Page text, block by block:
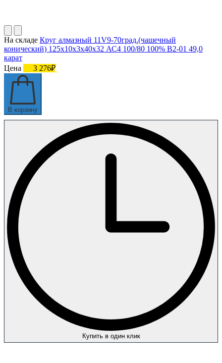
На складе Круг алмазный 11V9-70град.(чашечный
конический) 125х10х3х40х32 АС4 100/80 100% В2-01 49,0
карат
Цена
3 276₽
В корзину
Купить в один клик